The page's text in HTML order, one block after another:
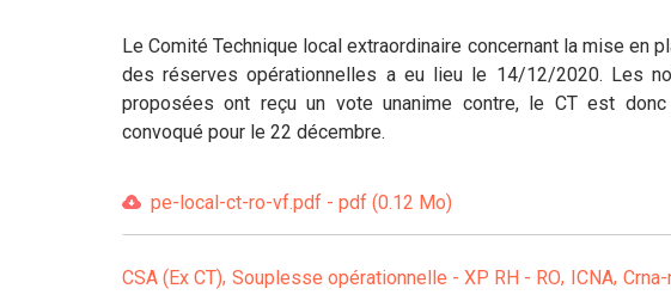
Le Comité Technique local extraordinaire concernant la mise en
des réserves opérationnelles a eu lieu le 14/12/2020. Les
proposées ont reçu un vote unanime contre, le CT est
convoqué pour le 22 décembre.
pe-local-ct-ro-vf.pdf - pdf (0.12 Mo)
CSA (Ex CT) Souplesse opérationnelle - XP RH - RO ICNA